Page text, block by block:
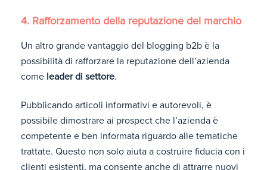
4. Rafforzamento della reputazione del marchio
Un altro grande vantaggio del blogging b2b è la
possibilità di rafforzare la reputazione dell’azienda
come leader di settore.
Pubblicando articoli informativi e autorevoli, è
possibile dimostrare ai prospect che l’azienda è
competente e ben informata riguardo alle tematiche
trattate. Questo non solo aiuta a costruire fiducia con i
clienti esistenti, ma consente anche di attrarre nuovi